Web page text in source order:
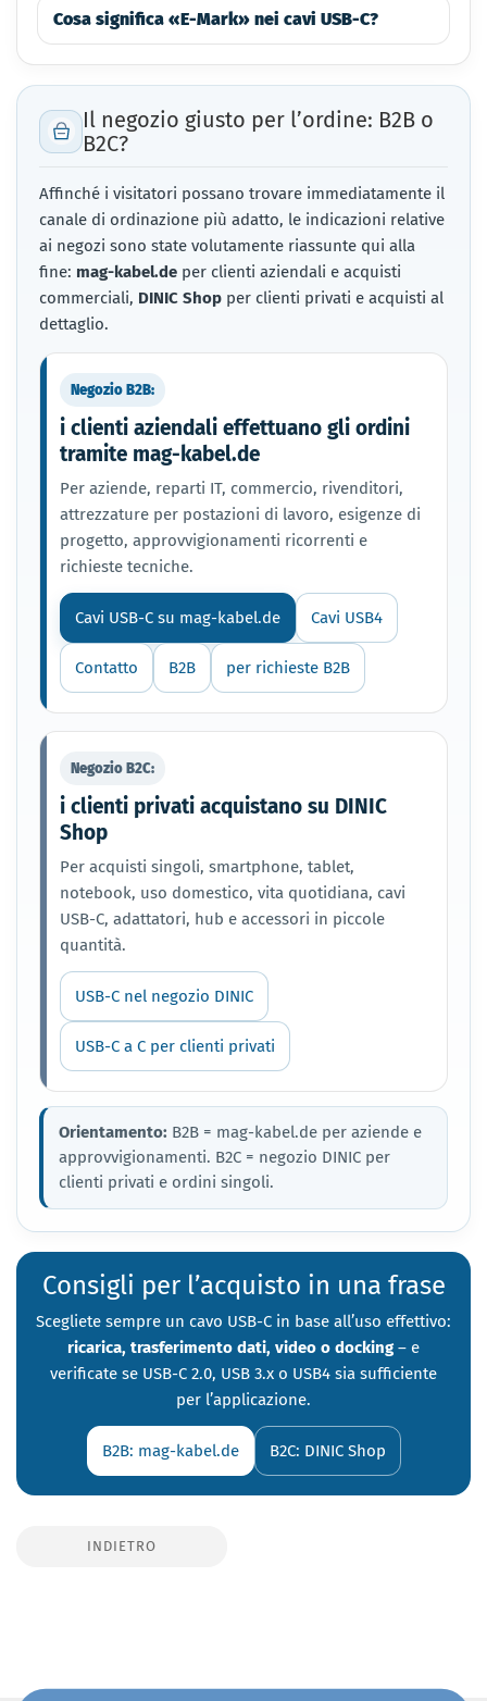
Cosa significa «E-Mark» nei cavi USB-C?
Il negozio giusto per l’ordine: B2B o
B2C?
Affinché i visitatori possano trovare immediatamente il
canale di ordinazione più adatto, le indicazioni relative
ai negozi sono state volutamente riassunte qui alla
fine: mag-kabel.de per clienti aziendali e acquisti
commerciali, DINIC Shop per clienti privati e acquisti al
dettaglio.
Negozio B2B:
i clienti aziendali effettuano gli ordini
tramite mag-kabel.de
Per aziende, reparti IT, commercio, rivenditori,
attrezzature per postazioni di lavoro, esigenze di
progetto, approvvigionamenti ricorrenti e
richieste tecniche.
Cavi USB-C su mag-kabel.de Cavi USB4
Contatto B2B per richieste B2B
Negozio B2C:
i clienti privati acquistano su DINIC
Shop
Per acquisti singoli, smartphone, tablet,
notebook, uso domestico, vita quotidiana, cavi
USB-C, adattatori, hub e accessori in piccole
quantità.
USB-C nel negozio DINIC
USB-C a C per clienti privati
Orientamento: B2B = mag-kabel.de per aziende e
approvvigionamenti. B2C = negozio DINIC per
clienti privati e ordini singoli.
Consigli per l’acquisto in una frase
Scegliete sempre un cavo USB-C in base all’uso effettivo:
ricarica, trasferimento dati, video o docking– e
verificate se USB-C 2.0, USB 3.x o USB4 sia sufficiente
per l’applicazione.
B2B: mag-kabel.de B2C: DINIC Shop
INDIETRO